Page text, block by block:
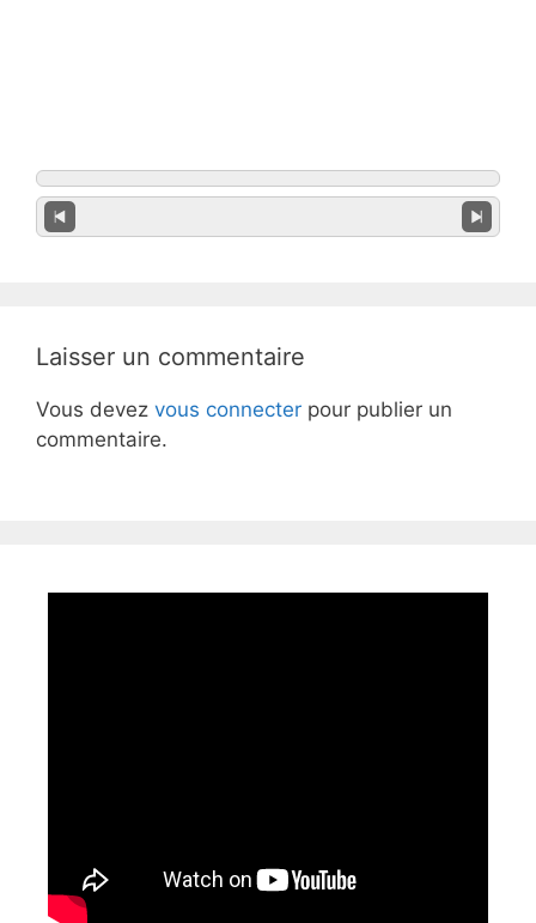
Laisser un commentaire
Vous devez vous connecter pour publier un
commentaire.